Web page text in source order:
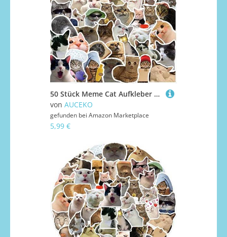
50 Stück Meme Cat Aufkleber Pack Meme Katze Sticker Set wasserdichte Vinyl Sticker für Laptop Kinder Autos Motorrad Fahrrad Skateboard Gepäck Koffer Computer Aufkleber Graffiti Decal
von AUCEKO
gefunden bei Amazon Marketplace
5,99 €